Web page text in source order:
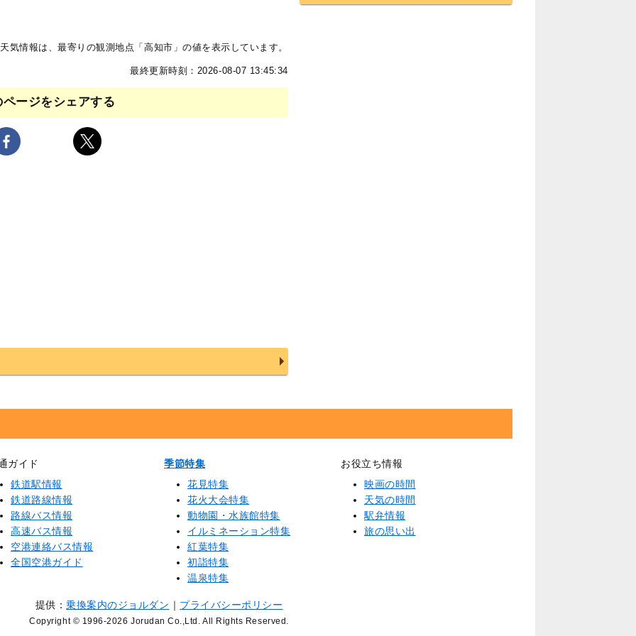
気情報は、最寄りの観測地点「高知市」の値を表示しています。
最終更新時刻：2026-08-07 13:45:34
ページをシェアする
ガイド
鉄道駅情報
鉄道路線情報
路線バス情報
高速バス情報
空港連絡バス情報
全国空港ガイド
季節特集
花見特集
花火大会特集
動物園・水族館特集
イルミネーション特集
紅葉特集
初詣特集
温泉特集
お役立ち情報
映画の時間
天気の時間
駅弁情報
旅の思い出
提供：乗換案内のジョルダン ｜ プライバシーポリシー
Copyright © 1996-2026 Jorudan Co.,Ltd. All Rights Reserved.